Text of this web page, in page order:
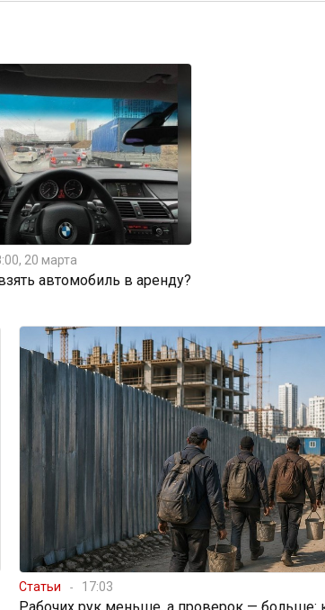
20 марта
автомобиль в аренду?
Статьи 17:03